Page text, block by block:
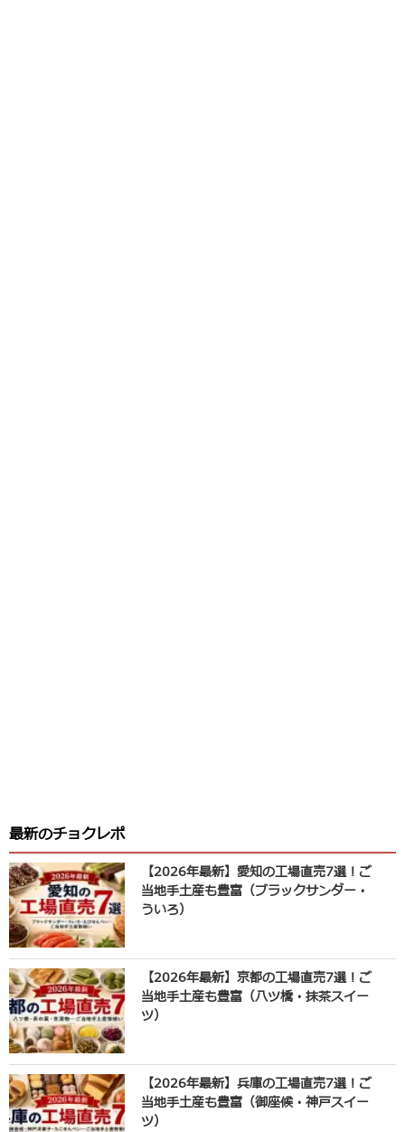
最新のチョクレポ
【2026年最新】愛知の工場直売7選！ご
当地手土産も豊富（ブラックサンダー・
ういろ）
【2026年最新】京都の工場直売7選！ご
当地手土産も豊富（八ツ橋・抹茶スイー
ツ）
【2026年最新】兵庫の工場直売7選！ご
当地手土産も豊富（御座候・神戸スイー
ツ）